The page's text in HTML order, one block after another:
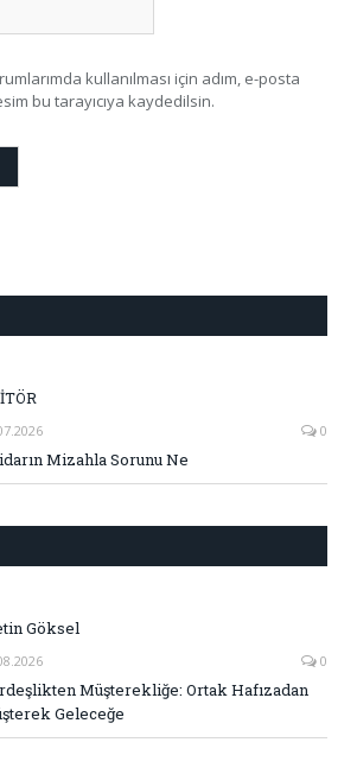
kullanılması için adım, e-posta
bu tarayıcıya kaydedilsin.
0
Mizahla Sorunu Ne
Göksel
0
Müşterekliğe: Ortak Hafızadan
Geleceğe